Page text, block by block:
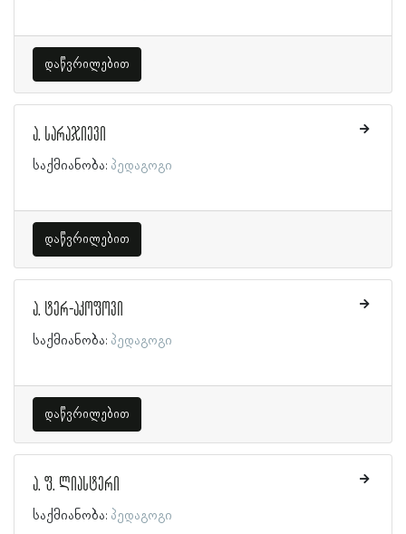
დაწვრილებით
ა. სარაჯიევი
საქმიანობა: პედაგოგი
დაწვრილებით
ა. ტერ-აკოფოვი
საქმიანობა: პედაგოგი
დაწვრილებით
ა. ფ. ლიასტერი
საქმიანობა: პედაგოგი